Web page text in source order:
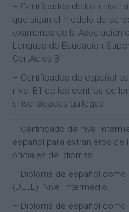
– Certificados de las
que sigan el modelo de
exámenes de la Asociación
Lenguas de Educación
CertAcles B1.
– Certificados de español
nivel B1 de los centros de
universidades gallegas
– Certificado de nivel
español para extranjeros de
oficiales de idiomas.
– Diploma de español como
(DELE). Nivel intermedio.
– Diploma de español como